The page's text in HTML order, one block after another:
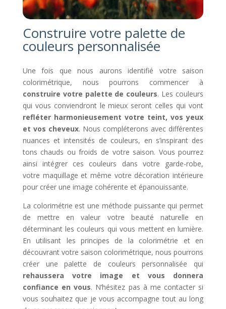
Construire votre palette de
couleurs personnalisée
Une fois que nous aurons identifié votre saison
colorimétrique, nous pourrons commencer à
construire votre palette de couleurs. Les couleurs
qui vous conviendront le mieux seront celles qui vont
refléter harmonieusement votre teint, vos yeux
et vos cheveux. Nous compléterons avec différentes
nuances et intensités de couleurs, en s’inspirant des
tons chauds ou froids de votre saison. Vous pourrez
ainsi intégrer ces couleurs dans votre garde-robe,
votre maquillage et même votre décoration intérieure
pour créer une image cohérente et épanouissante.
La colorimétrie est une méthode puissante qui permet
de mettre en valeur votre beauté naturelle en
déterminant les couleurs qui vous mettent en lumière.
En utilisant les principes de la colorimétrie et en
découvrant votre saison colorimétrique, nous pourrons
créer une palette de couleurs personnalisée qui
rehaussera votre image et vous donnera
confiance en vous. N’hésitez pas à me contacter si
vous souhaitez que je vous accompagne tout au long